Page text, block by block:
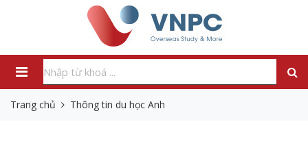
Trang chủ Thông tin du học Anh